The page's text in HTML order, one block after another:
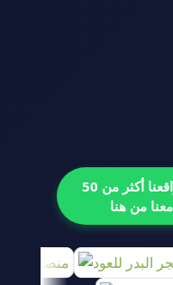
ضع إعلانك هنا وعلى كل مواقعنا أكثر من 50
من هنا